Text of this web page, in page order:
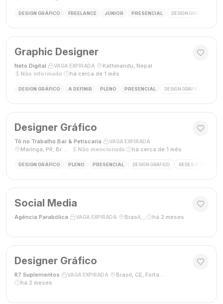
DESIGN GRÁFICO FREELANCE JÚNIOR PRESENCIAL DESIGN GRÁFICO
Graphic Designer
Neto Digital VAGA EXPIRADA Kathmandu, Nepal
Não informado
há cerca de 1 mês
DESIGN GRÁFICO A DEFINIR PLENO PRESENCIAL DESIGN GRÁFICO
Designer Gráfico
Tô no Trabalho Bar & Petiscaria VAGA EXPIRADA
Maringá, PR, Brasil
Não mencionada há cerca de 1 mês
DESIGN GRÁFICO PLENO PRESENCIAL DESIGN GRÁFICO REDES SOCIAIS
Social Media
Agência Parabólica VAGA EXPIRADA Brasil, , há 2 meses
Designer Gráfico
R7 Suplementos VAGA EXPIRADA Brasil, CE, Fortaleza
há 2 meses